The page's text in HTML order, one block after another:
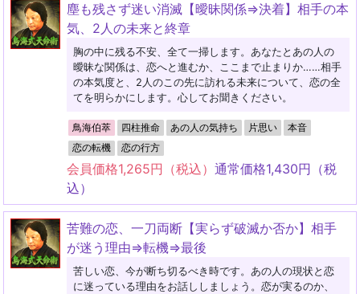
塵も残さず迷い消滅【曖昧関係⇒決着】相手の本
気、2人の未来と終章
胸の中に残る不安、全て一掃します。あなたとあの人の
曖昧な関係は、恋へと進むか、ここまで止まりか……相手
の本気度と、2人のこの先に訪れる未来について、恋の全
てを明らかにします。心してお聞きください。
鳥海伯萃 四柱推命 あの人の気持ち 片思い
本音
恋の転機
恋の行方
会員価格1,265円（税込）通常価格1,430円（税
込）
苦難の恋、一刀両断【実らず破滅か否か】相手
が迷う理由⇒転機⇒最後
苦しい恋、今が断ち切るべき時です。あの人の現状と恋
に迷っている理由をお話ししましょう。恋が実るのか、